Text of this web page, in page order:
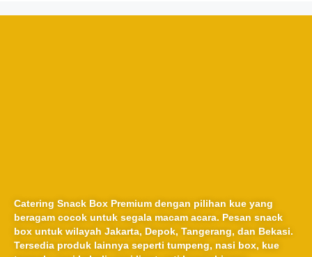
Catering Snack Box Premium dengan pilihan kue yang
beragam cocok untuk segala macam acara. Pesan snack
box untuk wilayah Jakarta, Depok, Tangerang, dan Bekasi.
Tersedia produk lainnya seperti tumpeng, nasi box, kue